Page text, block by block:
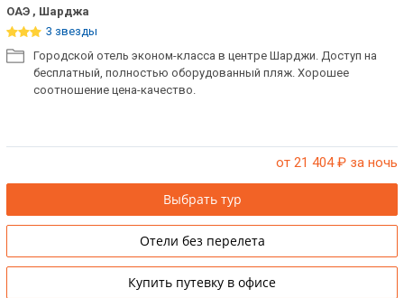
ОАЭ , Шарджа
3 звезды
Городской отель эконом-класса в центре Шарджи. Доступ на
бесплатный, полностью оборудованный пляж. Хорошее
соотношение цена-качество.
от 21 404₽ за ночь
Выбрать тур
Отели без перелета
Купить путевку в офисе